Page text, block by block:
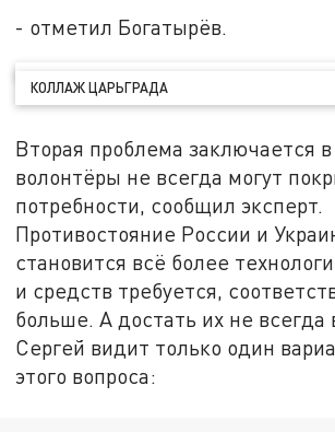
- отметил Богатырёв.
КОЛЛАЖ ЦАРЬГРАДА
Вторая проблема заключается
волонтёры не всегда могут
потребности, сообщил эксперт.
Противостояние России и
становится всё более
и средств требуется,
больше. А достать их не всегда
Сергей видит только один
этого вопроса: